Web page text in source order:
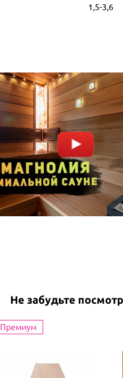
1,5-3,6
Не забудьте
Премиум